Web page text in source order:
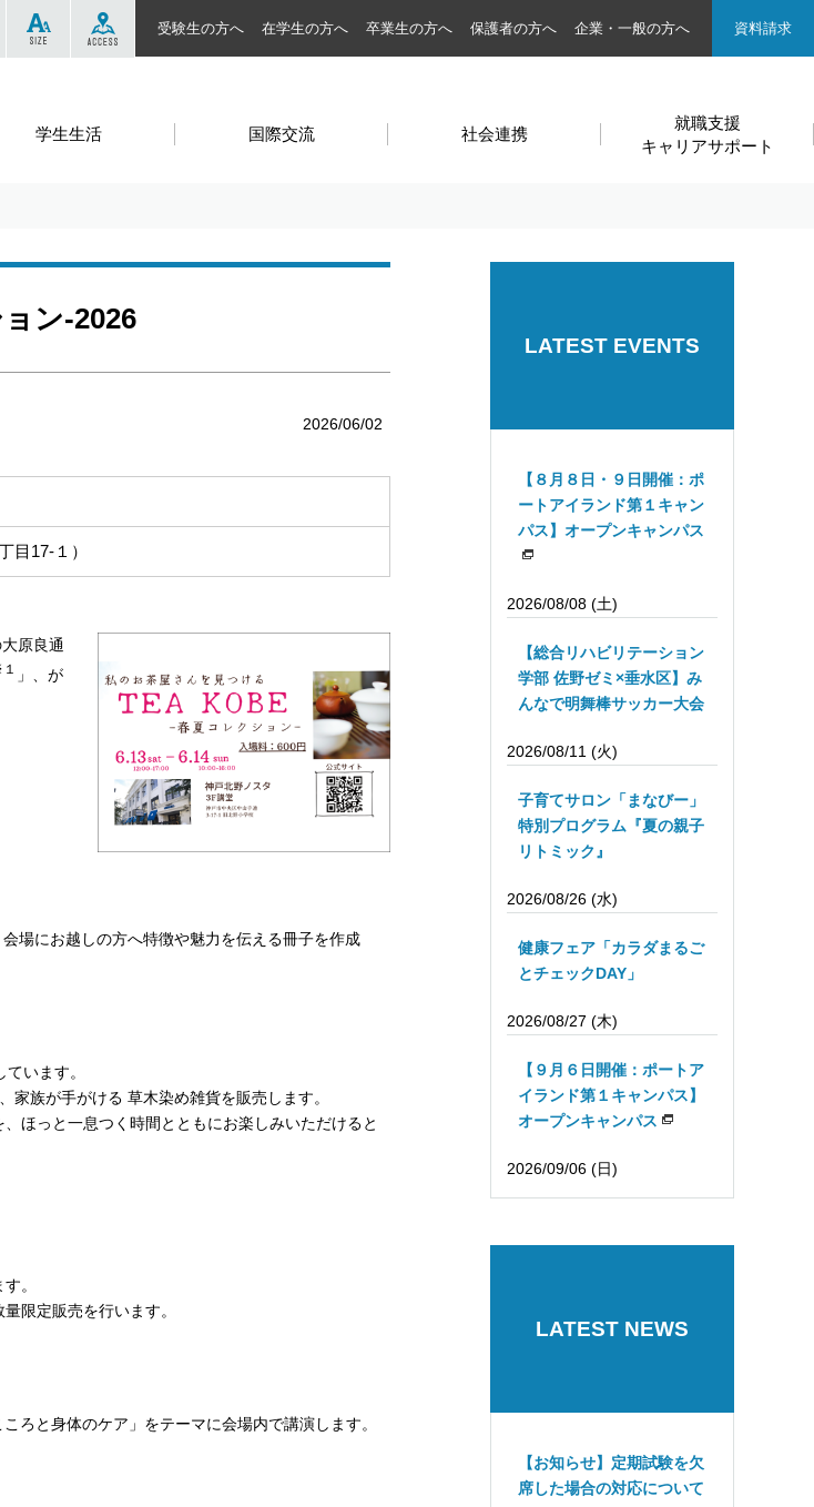
学生生活 国際交流 社会連携
就職支援
キャリアサポート
SIZE
受験生の方へ 在学生の方へ 卒業生の方へ 保護者の方へ 企業・一般の方へ 資料請求
ン-2026
2026/06/02
目17-１）
原良通
」、が
場にお越しの方へ特徴や魅力を伝える冊子を作成
います。
族が手がける 草木染め雑貨を販売します。
ほっと一息つく時間とともにお楽しみいただけると
。
限定販売を行います。
ろと身体のケア」をテーマに会場内で講演します。
LATEST EVENTS
【８月８日・９日開催：ポ
ートアイランド第１キャン
パス】オープンキャンパス
2026/08/08 (土)
【総合リハビリテーション
学部 佐野ゼミ×垂水区】み
んなで明舞棒サッカー大会
2026/08/11 (火)
子育てサロン「まなびー」
特別プログラム『夏の親子
リトミック』
2026/08/26 (水)
健康フェア「カラダまるご
とチェックDAY」
2026/08/27 (木)
【９月６日開催：ポートア
イランド第１キャンパス】
オープンキャンパス
2026/09/06 (日)
LATEST NEWS
【お知らせ】定期試験を欠
席した場合の対応について